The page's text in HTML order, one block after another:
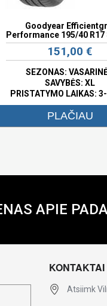
Goodyear
Performance 195/40 R17
151,00 €
SEZONAS:
SAVYBĖS: XL
PRISTATYMO LAIKAS:
PLAČIAU
APIE
KONTAKTAI
Atsiimk